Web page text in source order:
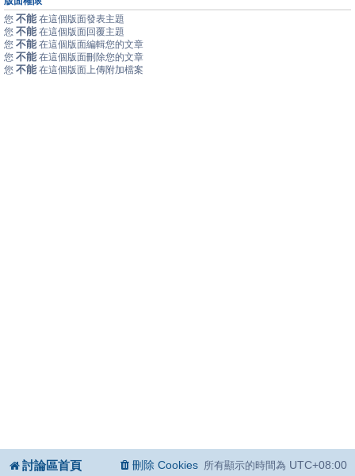
您 不能 在這個版面發表主題
您 不能 在這個版面回覆主題
您 不能 在這個版面編輯您的文章
您 不能 在這個版面刪除您的文章
您 不能 在這個版面上傳附加檔案
討論區首頁 所有顯示的時間為 UTC+08:00
刪除 Cookies